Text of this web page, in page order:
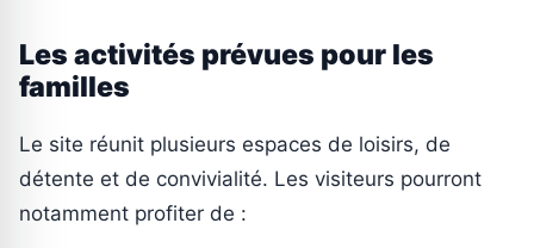
Les activités prévues pour les
familles
Le site réunit plusieurs espaces de loisirs, de
détente et de convivialité. Les visiteurs pourront
notamment profiter de :